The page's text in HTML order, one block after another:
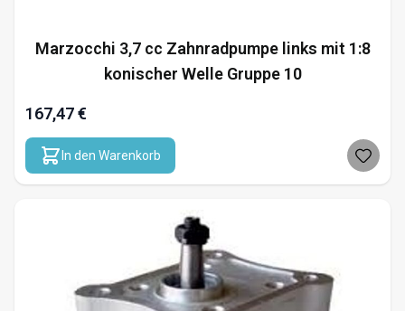
Marzocchi 3,7 cc Zahnradpumpe links mit 1:8
konischer Welle Gruppe 10
167,47 €
In den Warenkorb